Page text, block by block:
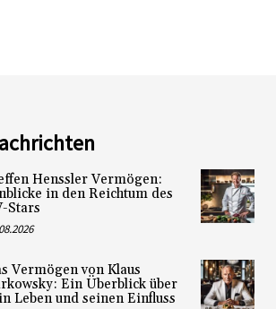
Henssler Vermögen:
in den Reichtum des
Stars
Vermögen von Klaus
Ein Überblick über
Leben und seinen Einfluss